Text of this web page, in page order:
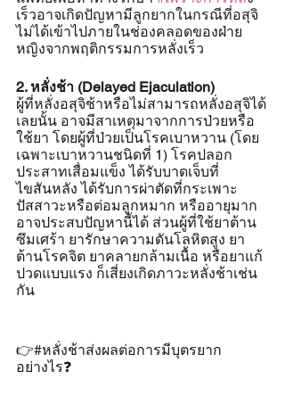
เร็วอาจเกิดปัญหามีลูกยากในกรณีที่อสุจิ
ไม่ได้เข้าไปภายในช่องคลอดของฝ่าย
หญิงจากพฤติกรรมการหลั่งเร็ว
2. หลั่งช้า (Delayed Ejaculation)
ผู้ที่หลั่งอสุจิช้าหรือไม่สามารถหลั่งอสุจิได้
เลยนั้น อาจมีสาเหตุมาจากการป่วยหรือ
ใช้ยา โดยผู้ที่ป่วยเป็นโรคเบาหวาน (โดย
เฉพาะเบาหวานชนิดที่ 1) โรคปลอก
ประสาทเสื่อมแข็ง ได้รับบาดเจ็บที่
ไขสันหลัง ได้รับการผ่าตัดที่กระเพาะ
ปัสสาวะหรือต่อมลูกหมาก หรืออายุมาก
อาจประสบปัญหานี้ได้ ส่วนผู้ที่ใช้ยาต้าน
ซึมเศร้า ยารักษาความดันโลหิตสูง ยา
ต้านโรคจิต ยาคลายกล้ามเนื้อ หรือยาแก้
ปวดแบบแรง ก็เสี่ยงเกิดภาวะหลั่งช้าเช่น
กัน
👉#หลั่งช้าส่งผลต่อการมีบุตรยาก
อย่างไร❓